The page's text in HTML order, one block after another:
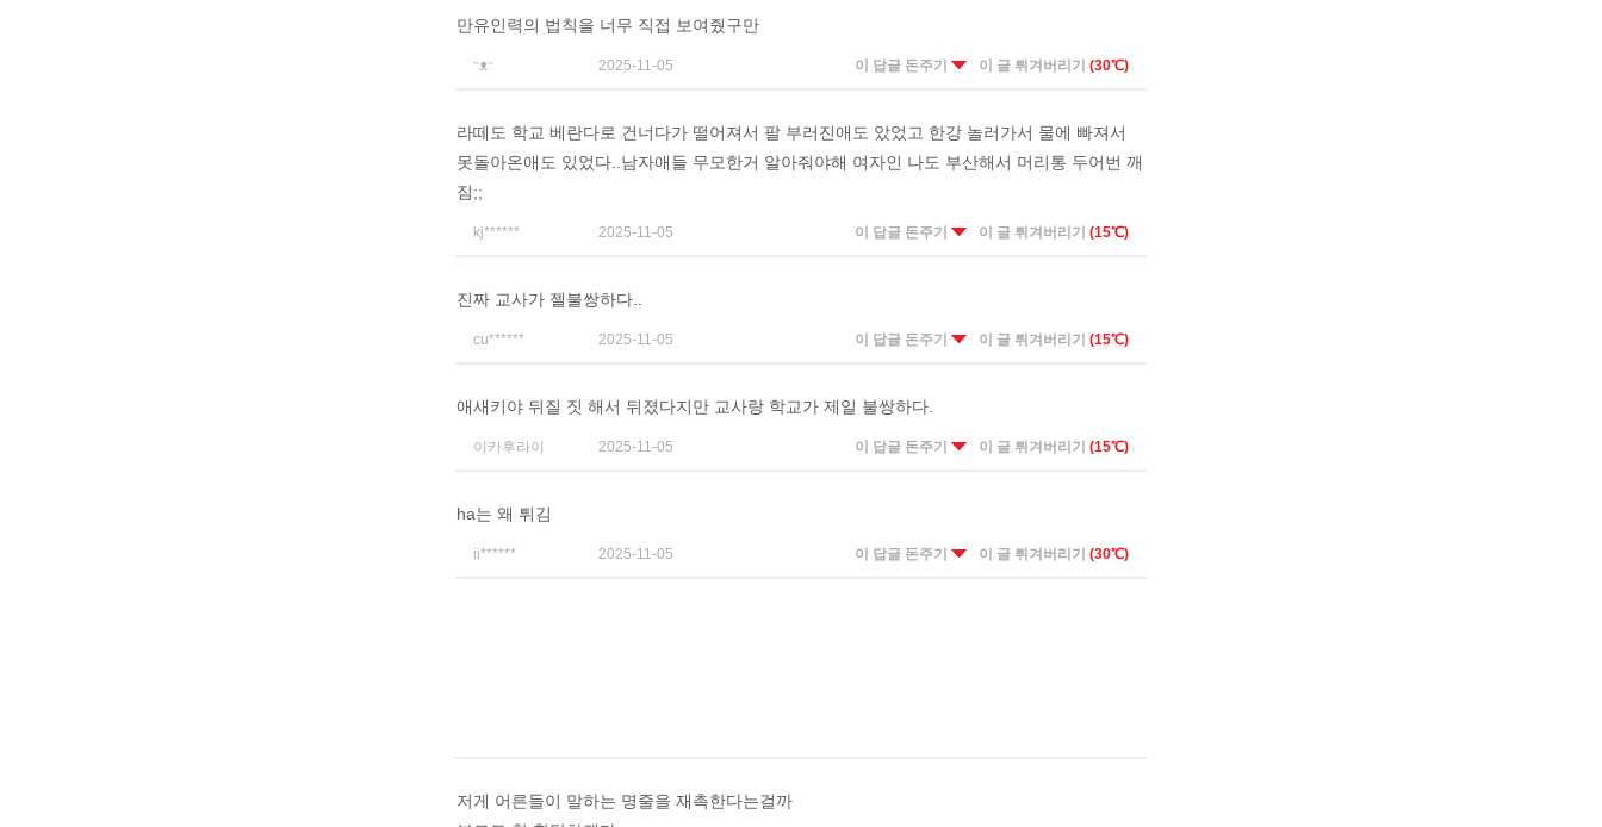
만유인력의 법칙을 너무 직접 보여줬구만
ᵔᴥᵔ 2025-11-05 이 답글 돈주기 이 글 튀겨버리기 (30℃)
라떼도 학교 베란다로 건너다가 떨어져서 팔 부러진애도 았었고 한강 놀러가서 물에 빠져서
못돌아온애도 있었다..남자애들 무모한거 알아줘야해 여자인 나도 부산해서 머리통 두어번 깨
짐;;
kj****** 2025-11-05 이 답글 돈주기 이 글 튀겨버리기 (15℃)
진짜 교사가 젤불쌍하다..
cu****** 2025-11-05 이 답글 돈주기 이 글 튀겨버리기 (15℃)
애새키야 뒤질 짓 해서 뒤졌다지만 교사랑 학교가 제일 불쌍하다.
이카후라이 2025-11-05 이 답글 돈주기 이 글 튀겨버리기 (15℃)
ha는 왜 튀김
ii****** 2025-11-05 이 답글 돈주기 이 글 튀겨버리기 (30℃)
저게 어른들이 말하는 명줄을 재촉한다는걸까